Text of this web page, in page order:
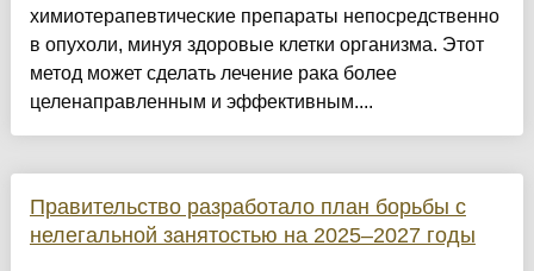
химиотерапевтические препараты непосредственно
в опухоли, минуя здоровые клетки организма. Этот
метод может сделать лечение рака более
целенаправленным и эффективным....
Правительство разработало план борьбы с
нелегальной занятостью на 2025–2027 годы